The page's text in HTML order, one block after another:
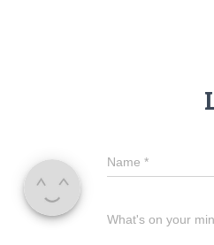
Name *
What's on your